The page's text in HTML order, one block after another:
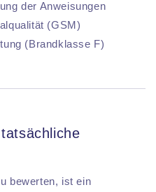
der Anweisungen
(GSM)
(Brandklasse F)
bewerten, ist ein